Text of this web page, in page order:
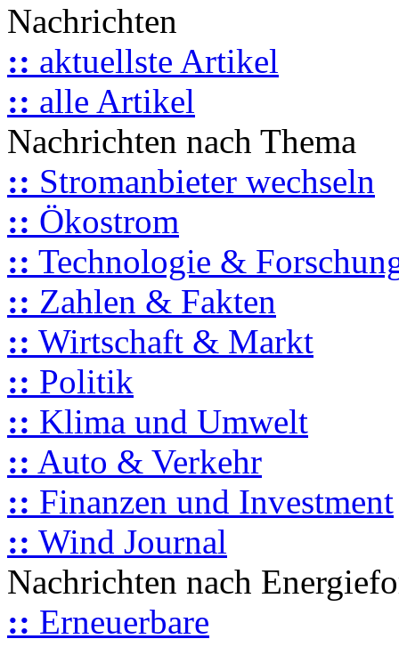
Nachrichten
:: aktuellste Artikel
:: alle Artikel
Nachrichten nach Thema
:: Stromanbieter wechseln
:: Ökostrom
:: Technologie &
:: Zahlen & Fakten
:: Wirtschaft & Markt
:: Politik
:: Klima und Umwelt
:: Auto & Verkehr
:: Finanzen und Investment
:: Wind Journal
Nachrichten nach
:: Erneuerbare